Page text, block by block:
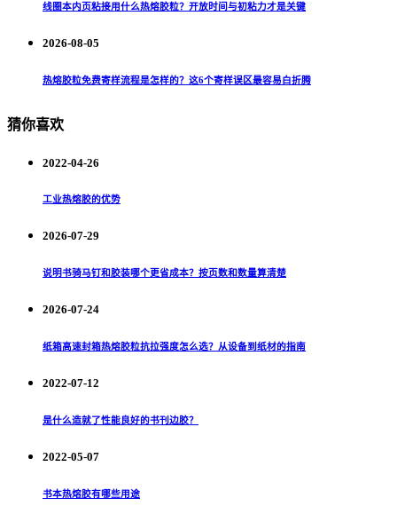
线圈本内页粘接用什么热熔胶粒？开放时间与初粘力才是关键
2026-08-05
热熔胶粒免费寄样流程是怎样的？这6个寄样误区最容易白折腾
猜你喜欢
2022-04-26
工业热熔胶的优势
2026-07-29
说明书骑马钉和胶装哪个更省成本？按页数和数量算清楚
2026-07-24
纸箱高速封箱热熔胶粒抗拉强度怎么选？从设备到纸材的指南
2022-07-12
是什么造就了性能良好的书刊边胶？
2022-05-07
书本热熔胶有哪些用途